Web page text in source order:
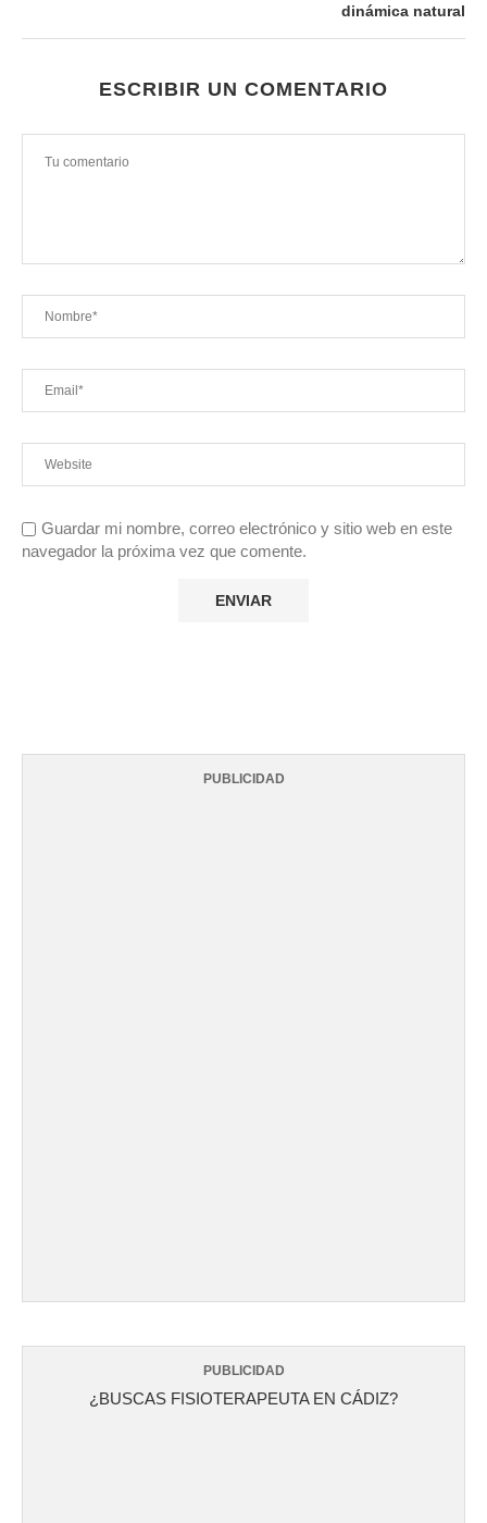
dinámica natural
ESCRIBIR UN COMENTARIO
Guardar mi nombre, correo electrónico y sitio web en este
navegador la próxima vez que comente.
PUBLICIDAD
PUBLICIDAD
¿BUSCAS FISIOTERAPEUTA EN CÁDIZ?